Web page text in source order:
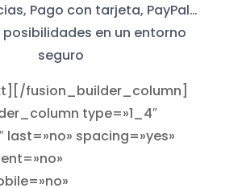
Pago con tarjeta, PayPal…
en un entorno
seguro
fusion_builder_column]
type=»1_4″
last=»no» spacing=»yes»